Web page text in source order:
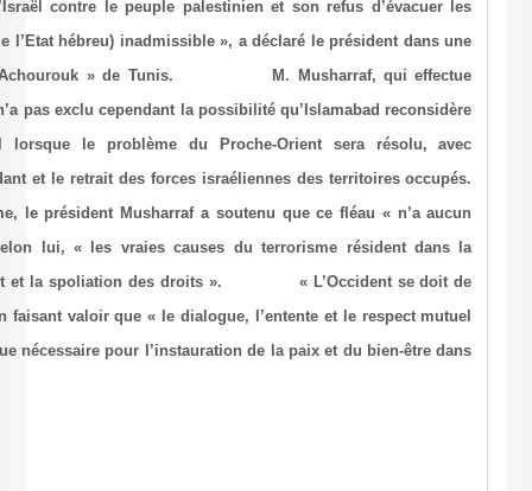
« La poursuite de la politique repressive d’Israël contre le
territoires occupés rend la reconnaissance (de l’Etat hébreu)
interview publiée mardi par le quotidien « Achourouk »
actuellement une visite officielle en Tunisie, n’a pas exclu
la question de la reconnaissance d’Israël lorsque le
l’établissment d’un Etat palestinien indépendant et le retrait des
Evoquant par ailleurs le terrorisme, le président Musharraf
rapport avec une religion quelconque ». Selon lui, « les vraies
pauvreté, l’ignorance, le sous-développement et la spoliation
mieux comprendre l’islam », a-t-il suggéré en faisant valoir que «
entre les religions et les cultures sont plus que nécessaire pour